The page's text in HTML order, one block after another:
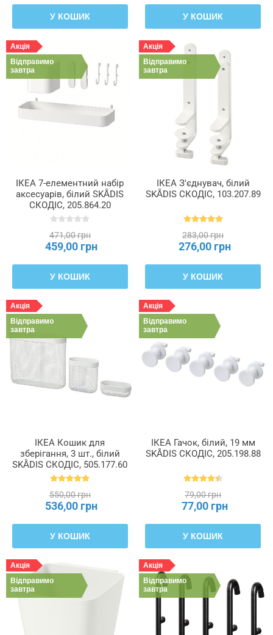
У КОШИК У КОШИК
Акція
Відправимо
завтра
ІКЕА 7-елементний набір
аксесуарів, білий SKÅDIS
СКОДІС, 205.864.20
471,00 грн
459,00 грн
У КОШИК
Акція
Відправимо
завтра
ІКЕА З'єднувач, білий
SKÅDIS СКОДІС, 103.207.89
283,00 грн
276,00 грн
У КОШИК
Акція
Відправимо
завтра
ІКЕА Кошик для
зберігання, 3 шт., білий
SKÅDIS СКОДІС, 505.177.60
550,00 грн
536,00 грн
У КОШИК
Акція
Відправимо
завтра
ІКЕА Гачок, білий, 19 мм
SKÅDIS СКОДІС, 205.198.88
79,00 грн
77,00 грн
У КОШИК
Акція
Відправимо
завтра
Акція
Відправимо
завтра